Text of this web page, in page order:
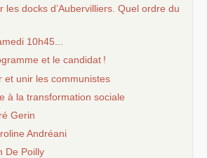
les docks d’Aubervilliers. Quel ordre du
10h45...
et le candidat !
et unir les communistes
à la transformation sociale
Gerin
Andréani
De Poilly